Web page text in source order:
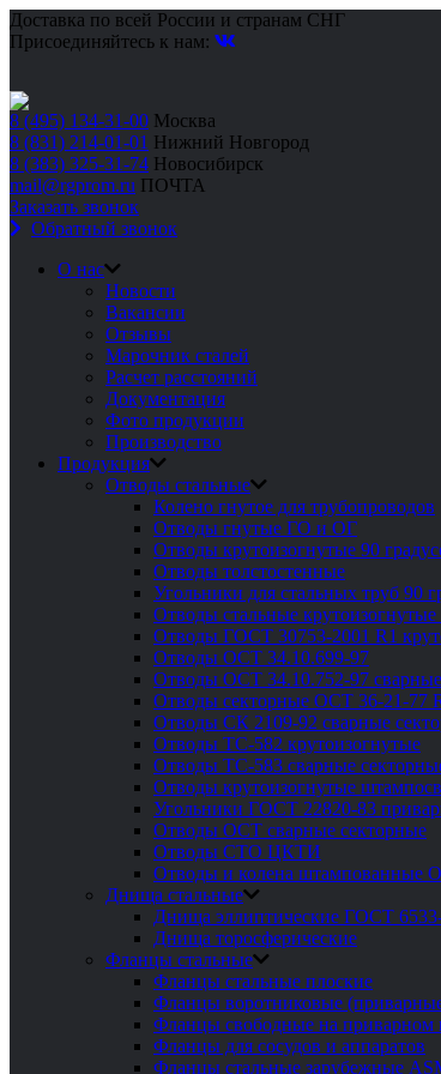
Доставка по всей России и странам СНГ
Присоединяйтесь к нам:
8 (495) 134-31-00 Москва
8 (831) 214-01-01 Нижний Новгород
8 (383) 325-31-74 Новосибирск
mail@rgprom.ru ПОЧТА
Заказать звонок
Обратный звонок
О нас
Новости
Вакансии
Отзывы
Марочник сталей
Расчет расстояний
Документация
Фото продукции
Производство
Продукция
Отводы стальные
Колено гнутое для трубопроводов
Отводы гнутые ГО и ОГ
Отводы крутоизогнутые 90
Отводы толстостенные
Угольники для стальных труб 90
Отводы стальные
Отводы ГОСТ 30753-2001 R1
Отводы ОСТ 34.10.699-97
Отводы ОСТ 34.10.752-97
Отводы секторные ОСТ 36-21-77
Отводы СК 2109-92 сварные
Отводы ТС-582 крутоизогнутые
Отводы ТС-583 сварные
Отводы крутоизогнутые
Угольники ГОСТ 22820-83
Отводы ОСТ сварные секторные
Отводы СТО ЦКТИ
Отводы и колена штампованные
Днища стальные
Днища эллиптические ГОСТ
Днища торосферические
Фланцы стальные
Фланцы стальные плоские
Фланцы воротниковые
Фланцы свободные на приварном
Фланцы для сосудов и аппаратов
Фланцы стальные зарубежные